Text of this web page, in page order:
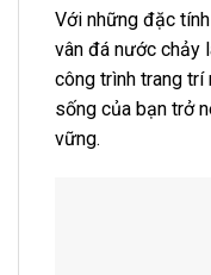
Với những đặc
vân đá nước chảy
công trình trang trí
sống của bạn trở
vững.